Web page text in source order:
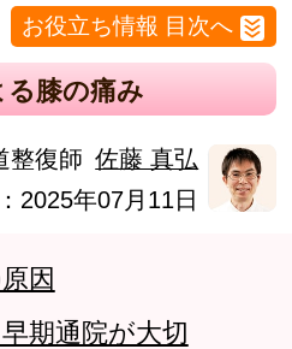
お役立ち情報 目次へ
る膝の痛み
整復師 佐藤 真弘
2025年07月11日
因
期通院が大切